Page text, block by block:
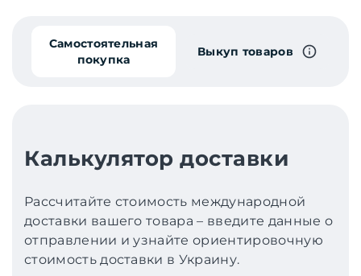
Самостоятельная
покупка
Выкуп товаров
Калькулятор доставки
Рассчитайте стоимость международной
доставки вашего товара – введите данные о
отправлении и узнайте ориентировочную
стоимость доставки в Украину.